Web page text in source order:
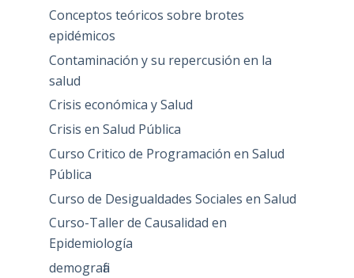
Conceptos teóricos sobre brotes
epidémicos
Contaminación y su repercusión en la
salud
Crisis económica y Salud
Crisis en Salud Pública
Curso Critico de Programación en Salud
Pública
Curso de Desigualdades Sociales en Salud
Curso-Taller de Causalidad en
Epidemiología
demografia